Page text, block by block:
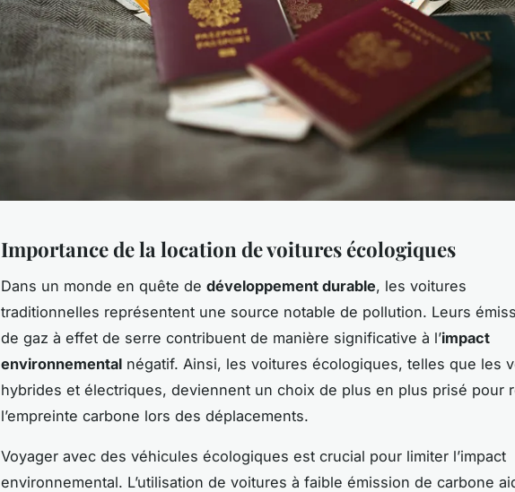
Importance de la location de voitures écologiques
Dans un monde en quête de développement durable, les voitures
traditionnelles représentent une source notable de pollution. Leurs
de gaz à effet de serre contribuent de manière significative à l’impact
environnemental négatif. Ainsi, les voitures écologiques, telles que les
hybrides et électriques, deviennent un choix de plus en plus prisé pour
l’empreinte carbone lors des déplacements.
Voyager avec des véhicules écologiques est crucial pour limiter l’impact
environnemental. L’utilisation de voitures à faible émission de carbone